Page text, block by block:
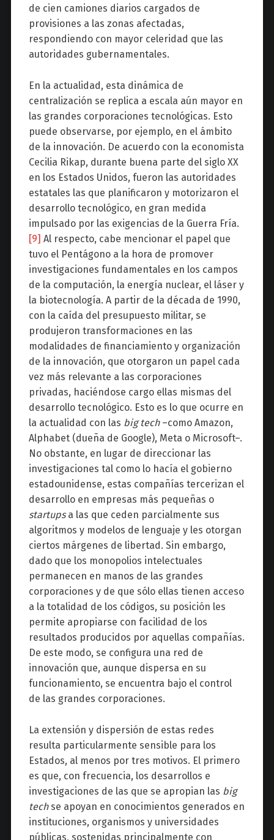
de cien camiones diarios cargados de
provisiones a las zonas afectadas,
respondiendo con mayor celeridad que las
autoridades gubernamentales.
En la actualidad, esta dinámica de
centralización se replica a escala aún mayor en
las grandes corporaciones tecnológicas. Esto
puede observarse, por ejemplo, en el ámbito
de la innovación. De acuerdo con la economista
Cecilia Rikap, durante buena parte del siglo XX
en los Estados Unidos, fueron las autoridades
estatales las que planificaron y motorizaron el
desarrollo tecnológico, en gran medida
impulsado por las exigencias de la Guerra Fría.
[9] Al respecto, cabe mencionar el papel que
tuvo el Pentágono a la hora de promover
investigaciones fundamentales en los campos
de la computación, la energía nuclear, el láser y
la biotecnología. A partir de la década de 1990,
con la caída del presupuesto militar, se
produjeron transformaciones en las
modalidades de financiamiento y organización
de la innovación, que otorgaron un papel cada
vez más relevante a las corporaciones
privadas, haciéndose cargo ellas mismas del
desarrollo tecnológico. Esto es lo que ocurre en
la actualidad con las big tech–como Amazon,
Alphabet (dueña de Google), Meta o Microsoft–.
No obstante, en lugar de direccionar las
investigaciones tal como lo hacía el gobierno
estadounidense, estas compañías tercerizan el
desarrollo en empresas más pequeñas o
startupsa las que ceden parcialmente sus
algoritmos y modelos de lenguaje y les otorgan
ciertos márgenes de libertad. Sin embargo,
dado que los monopolios intelectuales
permanecen en manos de las grandes
corporaciones y de que sólo ellas tienen acceso
a la totalidad de los códigos, su posición les
permite apropiarse con facilidad de los
resultados producidos por aquellas compañías.
De este modo, se configura una red de
innovación que, aunque dispersa en su
funcionamiento, se encuentra bajo el control
de las grandes corporaciones.
La extensión y dispersión de estas redes
resulta particularmente sensible para los
Estados, al menos por tres motivos. El primero
es que, con frecuencia, los desarrollos e
investigaciones de las que se apropian las big
techse apoyan en conocimientos generados en
instituciones, organismos y universidades
públicas, sostenidas principalmente con